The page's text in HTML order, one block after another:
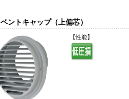
ベントキャップ（上偏芯）
【性能】